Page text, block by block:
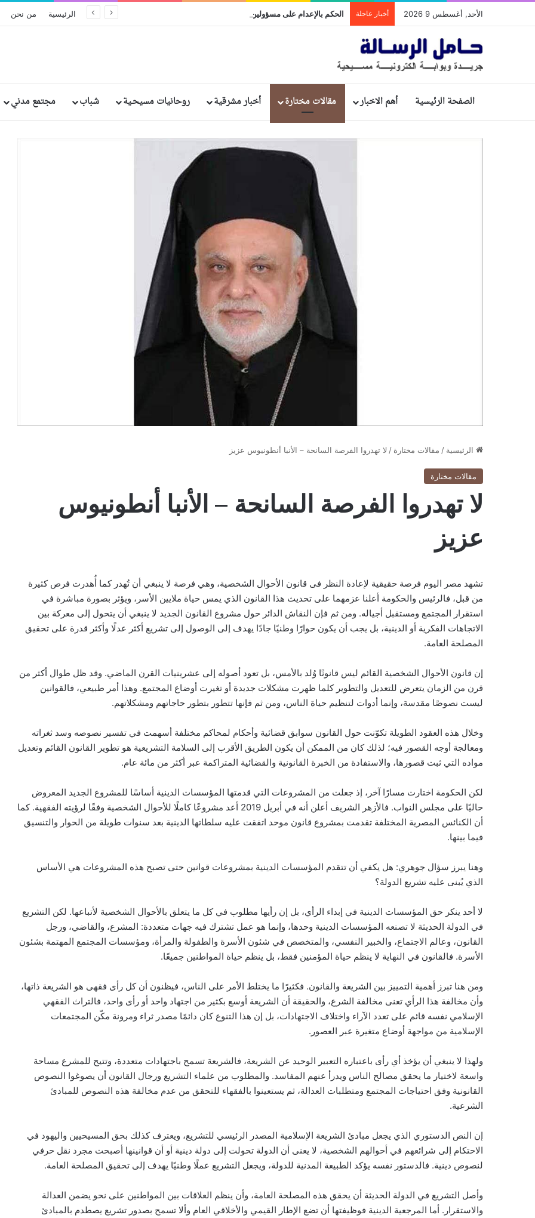
الأحد, أغسطس 9 2026 أخبار عاجلة الرئيسية من نحن
الصفحة الرئيسية أهم الاخبار مقالات مختارة أخبار مشرقية روحانيات مسيحـية شباب مجتمع مدني
الرئيسية / مقالات مختارة / لا تهدروا الفرصة السانحة – الأنبا أنطونيوس عزيز
مقالات مختارة
لا تهدروا الفرصة السانحة – الأنبا أنطونيوس
عزيز
تشهد مصر اليوم فرصة حقيقية لإعادة النظر فى قانون الأحوال الشخصية، وهي فرصة لا ينبغي أن تُهدر كما أُهدرت فرص كثيرة
من قبل، فالرئيس والحكومة أعلنا عزمهما على تحديث هذا القانون الذي يمس حياة ملايين الأسر، ويؤثر بصورة مباشرة في
استقرار المجتمع ومستقبل أجياله. ومن ثم فإن النقاش الدائر حول مشروع القانون الجديد لا ينبغي أن يتحول إلى معركة بين
الاتجاهات الفكرية أو الدينية، بل يجب أن يكون حوارًا وطنيًا جادًا يهدف إلى الوصول إلى تشريع أكثر عدلًا وأكثر قدرة على تحقيق
المصلحة العامة.
إن قانون الأحوال الشخصية القائم ليس قانونًا وُلد بالأمس، بل تعود أصوله إلى عشرينيات القرن الماضي. وقد ظل طوال أكثر من
قرن من الزمان يتعرض للتعديل والتطوير كلما ظهرت مشكلات جديدة أو تغيرت أوضاع المجتمع. وهذا أمر طبيعي، فالقوانين
ليست نصوصًا مقدسة، وإنما أدوات لتنظيم حياة الناس، ومن ثم فإنها تتطور بتطور حاجاتهم ومشكلاتهم.
وخلال هذه العقود الطويلة تكوّنت حول القانون سوابق قضائية وأحكام لمحاكم مختلفة أسهمت في تفسير نصوصه وسد ثغراته
ومعالجة أوجه القصور فيه؛ لذلك كان من الممكن أن يكون الطريق الأقرب إلى السلامة التشريعية هو تطوير القانون القائم وتعديل
مواده التي ثبت قصورها، والاستفادة من الخبرة القانونية والقضائية المتراكمة عبر أكثر من مائة عام.
لكن الحكومة اختارت مسارًا آخر، إذ جعلت من المشروعات التي قدمتها المؤسسات الدينية أساسًا للمشروع الجديد المعروض
حاليًا على مجلس النواب. فالأزهر الشريف أعلن أنه في أبريل 2019 أعد مشروعًا كاملًا للأحوال الشخصية وفقًا لرؤيته الفقهية. كما
أن الكنائس المصرية المختلفة تقدمت بمشروع قانون موحد اتفقت عليه سلطاتها الدينية بعد سنوات طويلة من الحوار والتنسيق
فيما بينها.
وهنا يبرز سؤال جوهري: هل يكفي أن تتقدم المؤسسات الدينية بمشروعات قوانين حتى تصبح هذه المشروعات هي الأساس
الذي يُبنى عليه تشريع الدولة؟
لا أحد ينكر حق المؤسسات الدينية في إبداء الرأي، بل إن رأيها مطلوب في كل ما يتعلق بالأحوال الشخصية لأتباعها. لكن التشريع
في الدولة الحديثة لا تصنعه المؤسسات الدينية وحدها، وإنما هو عمل تشترك فيه جهات متعددة: المشرع، والقاضي، ورجل
القانون، وعالم الاجتماع، والخبير النفسي، والمتخصص في شئون الأسرة والطفولة والمرأة، ومؤسسات المجتمع المهتمة بشئون
الأسرة. فالقانون في النهاية لا ينظم حياة المؤمنين فقط، بل ينظم حياة المواطنين جميعًا.
ومن هنا تبرز أهمية التمييز بين الشريعة والقانون. فكثيرًا ما يختلط الأمر على الناس، فيظنون أن كل رأى فقهى هو الشريعة ذاتها،
وأن مخالفة هذا الرأي تعنى مخالفة الشرع، والحقيقة أن الشريعة أوسع بكثير من اجتهاد واحد أو رأى واحد، فالتراث الفقهي
الإسلامي نفسه قائم على تعدد الآراء واختلاف الاجتهادات، بل إن هذا التنوع كان دائمًا مصدر ثراء ومرونة مكّن المجتمعات
الإسلامية من مواجهة أوضاع متغيرة عبر العصور.
ولهذا لا ينبغي أن يؤخذ أي رأى باعتباره التعبير الوحيد عن الشريعة، فالشريعة تسمح باجتهادات متعددة، وتتيح للمشرع مساحة
واسعة لاختيار ما يحقق مصالح الناس ويدرأ عنهم المفاسد. والمطلوب من علماء التشريع ورجال القانون أن يصوغوا النصوص
القانونية وفق احتياجات المجتمع ومتطلبات العدالة، ثم يستعينوا بالفقهاء للتحقق من عدم مخالفة هذه النصوص للمبادئ
الشرعية.
إن النص الدستوري الذي يجعل مبادئ الشريعة الإسلامية المصدر الرئيسي للتشريع، ويعترف كذلك بحق المسيحيين واليهود في
الاحتكام إلى شرائعهم في أحوالهم الشخصية، لا يعنى أن الدولة تحولت إلى دولة دينية أو أن قوانينها أصبحت مجرد نقل حرفي
لنصوص دينية. فالدستور نفسه يؤكد الطبيعة المدنية للدولة، ويجعل التشريع عملًا وطنيًا يهدف إلى تحقيق المصلحة العامة.
وأصل التشريع في الدولة الحديثة أن يحقق هذه المصلحة العامة، وأن ينظم العلاقات بين المواطنين على نحو يضمن العدالة
والاستقرار. أما المرجعية الدينية فوظيفتها أن تضع الإطار القيمي والأخلاقي العام وألا تسمح بصدور تشريع يصطدم بالمبادئ